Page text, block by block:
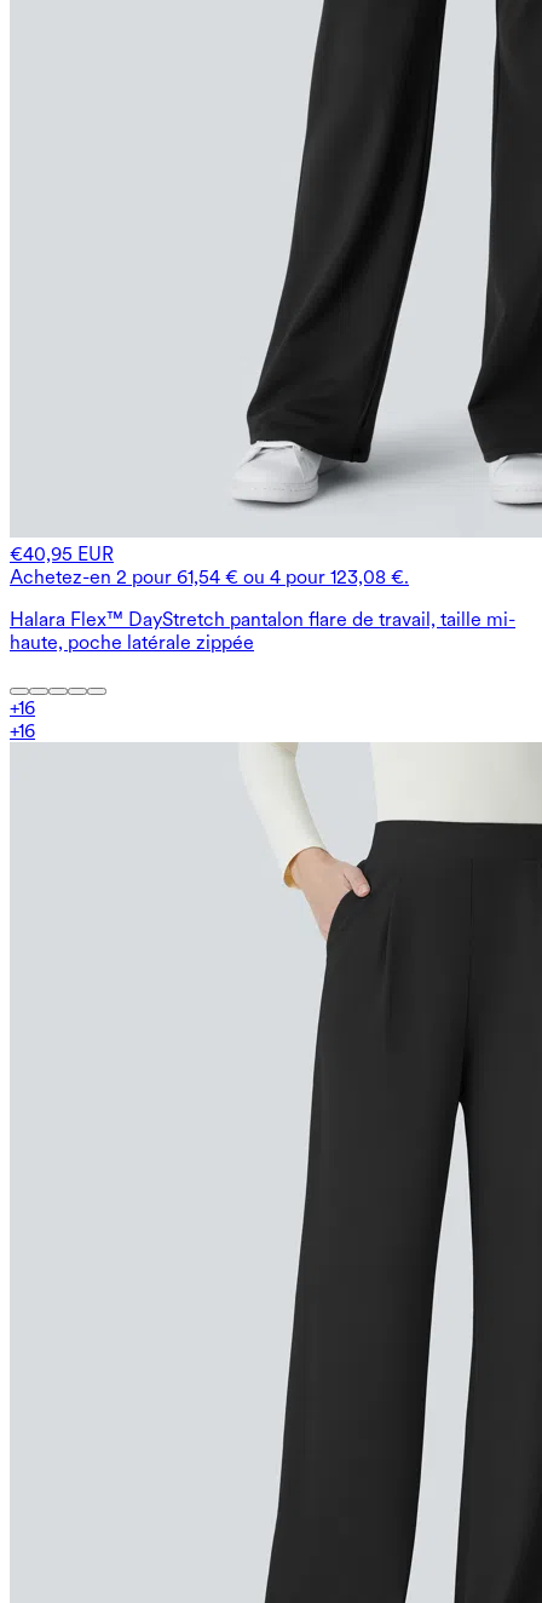
€40,95 EUR
Achetez-en 2 pour 61,54 € ou 4 pour 123,08 €.
Halara Flex™ DayStretch pantalon flare de travail, taille mi-
haute, poche latérale zippée
+16
+16